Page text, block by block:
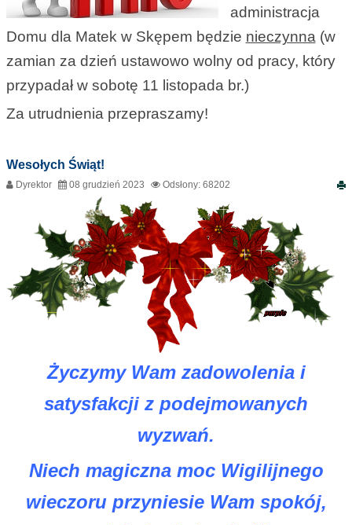
administracja
Domu dla Matek w Skępem będzie nieczynna (w
zamian za dzień ustawowo wolny od pracy, który
przypadał w sobotę 11 listopada br.)
Za utrudnienia przepraszamy!
Wesołych Świąt!
Dyrektor 08 grudzień 2023 Odsłony: 68202
Życzymy Wam zadowolenia i
satysfakcji z podejmowanych
wyzwań.
Niech magiczna moc Wigilijnego
wieczoru przyniesie Wam spokój,